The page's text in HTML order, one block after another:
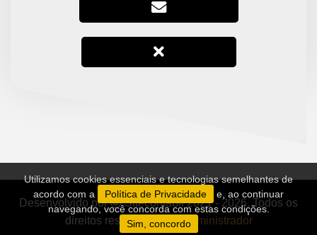
Utilizamos cookies essenciais e tecnologias semelhantes de
acordo com a
Política de Privacidade
e, ao continuar
navegando, você concorda com estas condições.
Sim, concordo
Desenvolvido por Sitecontabil2021 - 2026. Todos os
direitos reservados.
Administrador